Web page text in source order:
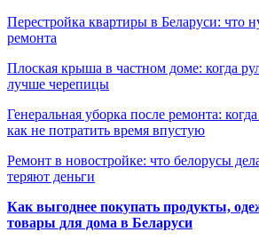
Перестройка квартиры в Беларуси: что
ремонта
Плоская крыша в частном доме: когда
лучше черепицы
Генеральная уборка после ремонта:
как не потратить время впустую
Ремонт в новостройке: что белорусы
теряют деньги
Как выгоднее покупать продукты,
товары для дома в Беларуси